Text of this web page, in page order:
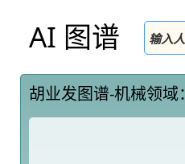
AI 图谱
胡业发图谱-机械领域：